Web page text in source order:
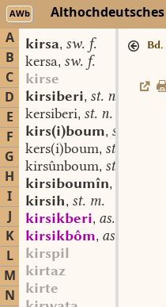
AWb
A
B
C
D
E
F
G
H
I
J
K
L
M
N
kirsa, sw. f.
kersa, sw. f.
kirse
kirsiberi, st. n.
kersiberi, st. n.
kirs(i)boum, st. m.
kers(i)boum, st. m.
kirsûnboum, st. m.
kirsiboumîn,
kirsih, st. m.
kirsikberi, as. st. n.
kirsikbôm, as. st. m.
kirspil
kirtaz
kirte
Bd.